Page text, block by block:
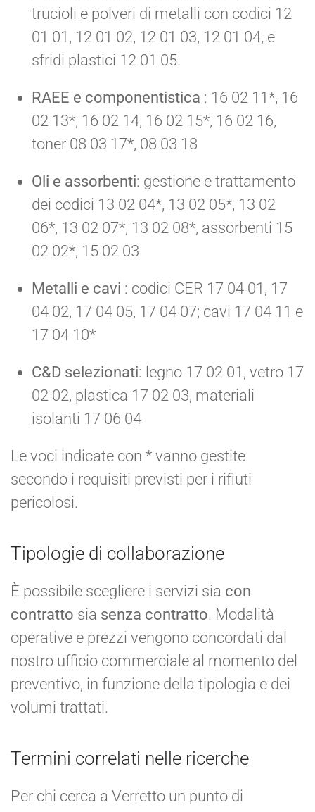
trucioli e polveri di metalli con codici 12
01 01, 12 01 02, 12 01 03, 12 01 04, e
sfridi plastici 12 01 05.
RAEE e componentistica : 16 02 11*, 16
02 13*, 16 02 14, 16 02 15*, 16 02 16,
toner 08 03 17*, 08 03 18
Oli e assorbenti: gestione e trattamento
dei codici 13 02 04*, 13 02 05*, 13 02
06*, 13 02 07*, 13 02 08*, assorbenti 15
02 02*, 15 02 03
Metalli e cavi : codici CER 17 04 01, 17
04 02, 17 04 05, 17 04 07; cavi 17 04 11 e
17 04 10*
C&D selezionati: legno 17 02 01, vetro 17
02 02, plastica 17 02 03, materiali
isolanti 17 06 04
Le voci indicate con * vanno gestite
secondo i requisiti previsti per i rifiuti
pericolosi.
Tipologie di collaborazione
È possibile scegliere i servizi sia con
contratto sia senza contratto. Modalità
operative e prezzi vengono concordati dal
nostro ufficio commerciale al momento del
preventivo, in funzione della tipologia e dei
volumi trattati.
Termini correlati nelle ricerche
Per chi cerca a Verretto un punto di